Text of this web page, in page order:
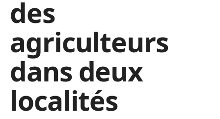
des
agriculteurs
dans deux
localités